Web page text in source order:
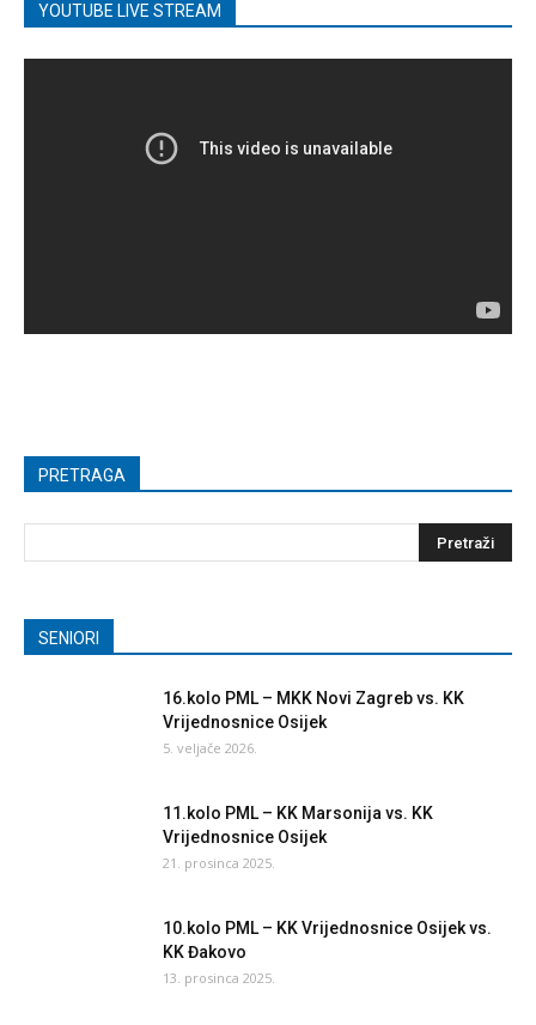
YOUTUBE LIVE STREAM
PRETRAGA
SENIORI
16.kolo PML – MKK Novi Zagreb vs. KK
Vrijednosnice Osijek
5. veljače 2026.
11.kolo PML – KK Marsonija vs. KK
Vrijednosnice Osijek
21. prosinca 2025.
10.kolo PML – KK Vrijednosnice Osijek vs.
KK Đakovo
13. prosinca 2025.